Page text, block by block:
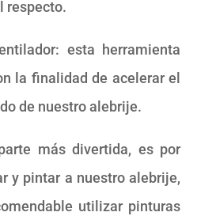
respecto.
esta herramienta
la finalidad de acelerar el
de nuestro alebrije.
más divertida, es por
y pintar a nuestro alebrije,
utilizar pinturas